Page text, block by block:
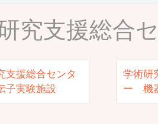
究支援総合
支援総合センタ
実験施設
学術研
ー 機